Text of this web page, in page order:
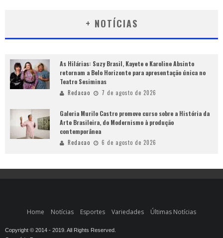
+ NOTÍCIAS
As Hilárias: Suzy Brasil, Kayete e Karoline Absinto
retornam a Belo Horizonte para apresentação única no
Teatro Sesiminas
Redacao 7 de agosto de 2026
Galeria Murilo Castro promove curso sobre a História da
Arte Brasileira, do Modernismo à produção
contemporânea
Redacao 6 de agosto de 2026
Home Notícias Esportes Variedades Últimas Notícias
Copyright © 2014 - 2019. All Rights Reserved.